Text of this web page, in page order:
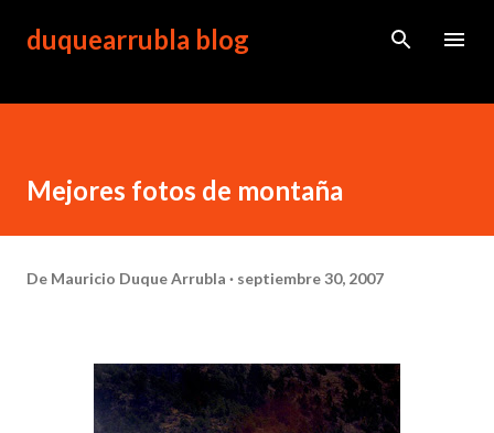
Ir al contenido principal
duquearrubla blog
Mejores fotos de montaña
De Mauricio Duque Arrubla septiembre 30, 2007